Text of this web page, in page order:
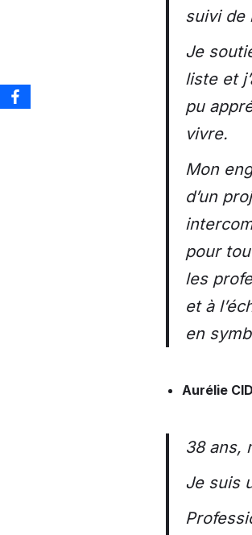
suivi de
Je
liste et
pu
vivre.
Mon
d’un
pour
les
et à
en
Aurélie
38 ans,
Je suis